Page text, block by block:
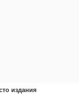
издания